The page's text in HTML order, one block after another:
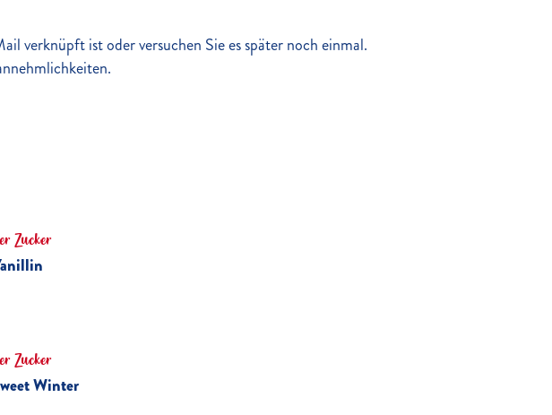
verknüpft ist oder versuchen Sie es später noch einmal.
Zucker
Zucker
Winter